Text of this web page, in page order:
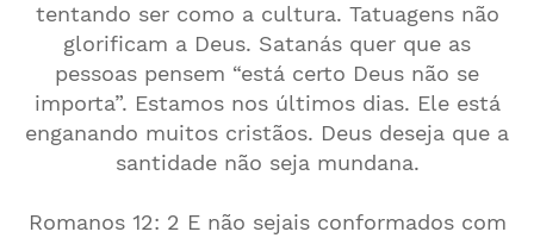
tentando ser como a cultura. Tatuagens não
glorificam a Deus. Satanás quer que as
pessoas pensem “está certo Deus não se
importa”. Estamos nos últimos dias. Ele está
enganando muitos cristãos. Deus deseja que a
santidade não seja mundana.
Romanos 12: 2 E não sejais conformados com